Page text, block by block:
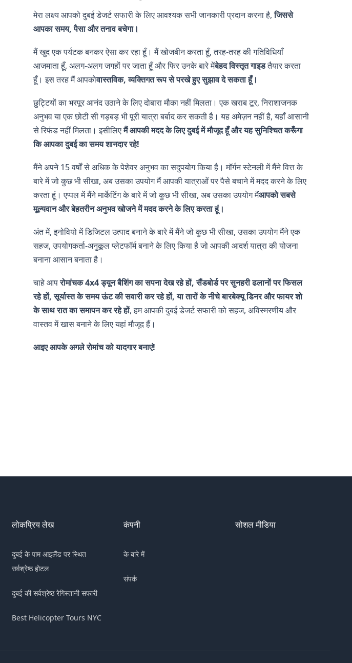
मेरा लक्ष्य आपको दुबई डेजर्ट सफारी के लिए आवश्यक सभी जानकारी प्रदान करना है,जिससे
आपका समय, पैसा और तनाव बचेगा।
मैं खुद एक पर्यटक बनकर ऐसा कर रहा हूँ। मैं खोजबीन करता हूँ, तरह-तरह की गतिविधियाँ
आजमाता हूँ, अलग-अलग जगहों पर जाता हूँ और फिर उनके बारे मेंबेहद विस्तृत गाइडतैयार करता
हूँ। इस तरह मैं आपकोवास्तविक, व्यक्तिगत रूप से परखे हुए सुझाव दे सकता हूँ।
छुट्टियों का भरपूर आनंद उठाने के लिए दोबारा मौका नहीं मिलता। एक खराब टूर, निराशाजनक
अनुभव या एक छोटी सी गड़बड़ भी पूरी यात्रा बर्बाद कर सकती है। यह अमेज़न नहीं है, यहाँ आसानी
से रिफंड नहीं मिलता। इसीलिएमैं आपकी मदद के लिए दुबई में मौजूद हूँ और यह सुनिश्चित करूँगा
कि आपका दुबई का समय शानदार रहे!
मैंने अपने 15 वर्षों से अधिक के पेशेवर अनुभव का सदुपयोग किया है। मॉर्गन स्टेनली में मैंने वित्त के
बारे में जो कुछ भी सीखा, अब उसका उपयोग मैं आपकी यात्राओं पर पैसे बचाने में मदद करने के लिए
करता हूं। एप्पल में मैंने मार्केटिंग के बारे में जो कुछ भी सीखा, अब उसका उपयोग मैंआपको सबसे
मूल्यवान और बेहतरीन अनुभव खोजने में मदद करने के लिए करता हूं।
अंत में, इनोवियो में डिजिटल उत्पाद बनाने के बारे में मैंने जो कुछ भी सीखा, उसका उपयोग मैंने एक
सहज, उपयोगकर्ता-अनुकूल प्लेटफॉर्म बनाने के लिए किया है जो आपकी आदर्श यात्रा की योजना
बनाना आसान बनाता है।
चाहे आपरोमांचक 4x4 ड्यून बैशिंग का सपना देख रहे हों, सैंडबोर्ड पर सुनहरी ढलानों पर फिसल
रहे हों, सूर्यास्त के समय ऊंट की सवारी कर रहे हों, या तारों के नीचे बारबेक्यू डिनर और फायर शो
के साथ रात का समापन कर रहे हों, हम आपकी दुबई डेजर्ट सफारी को सहज, अविस्मरणीय और
वास्तव में खास बनाने के लिए यहां मौजूद हैं।
आइए आपके अगले रोमांच को यादगार बनाएं!
लोकप्रिय लेख
दुबई के पाम आइलैंड पर स्थित
सर्वश्रेष्ठ होटल
दुबई की सर्वश्रेष्ठ रेगिस्तानी सफारी
Best Helicopter Tours NYC
कंपनी
के बारे में
संपर्क
सोशल मीडिया